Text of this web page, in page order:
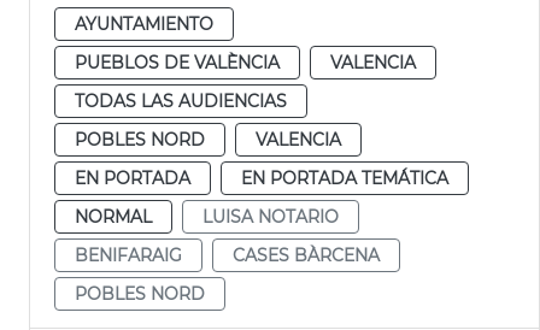
AYUNTAMIENTO
PUEBLOS DE VALÈNCIA
VALENCIA
TODAS LAS AUDIENCIAS
POBLES NORD
VALENCIA
EN PORTADA
EN PORTADA TEMÁTICA
NORMAL
LUISA NOTARIO
BENIFARAIG
CASES BÀRCENA
POBLES NORD